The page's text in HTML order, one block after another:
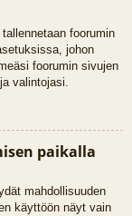
foorumin
johon
foorumin sivujen
valintojasi.
paikalla
mahdollisuuden
käyttöön näyt vain